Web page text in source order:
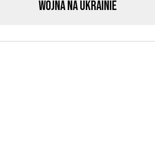
Wojna na Ukrainie